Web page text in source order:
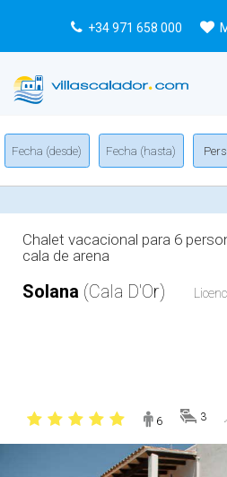
+34 971 658 000
Chalet vacacional para 6
cala de arena
Solana (Cala D'Or)
6 3